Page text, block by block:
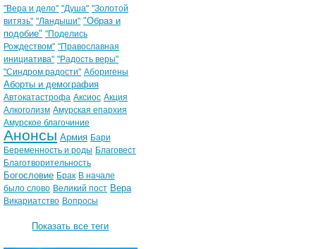
"Вера и дело" "Душа" "Золотой
витязь" "Ландыши" "Образ и
подобие" "Поделись
Рождеством" "Православная
инициатива" "Радость веры"
"Синдром радости" Аборигены
Аборты и демография
Автокатастрофа Аксиос Акция
Алкоголизм Амурская епархия
Амурское благочиние
Анонсы Армия Бари
Беременность и роды Благовест
Благотворительность
Богословие Брак В начале
было слово Великий пост Вера
Викариатство Вопросы
Показать все теги